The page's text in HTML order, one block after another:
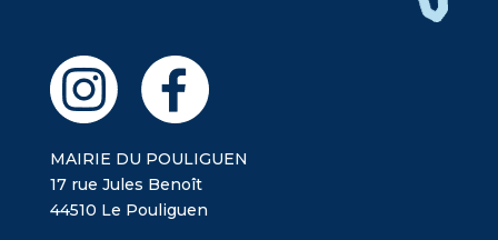
MAIRIE DU POULIGUEN
17 rue Jules Benoît
44510 Le Pouliguen